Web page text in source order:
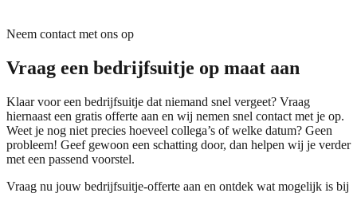
Neem contact met ons op
Vraag een bedrijfsuitje op maat aan
Klaar voor een bedrijfsuitje dat niemand snel vergeet? Vraag
hiernaast een gratis offerte aan en wij nemen snel contact met je op.
Weet je nog niet precies hoeveel collega’s of welke datum? Geen
probleem! Geef gewoon een schatting door, dan helpen wij je verder
met een passend voorstel.
Vraag nu jouw bedrijfsuitje-offerte aan en ontdek wat mogelijk is bij